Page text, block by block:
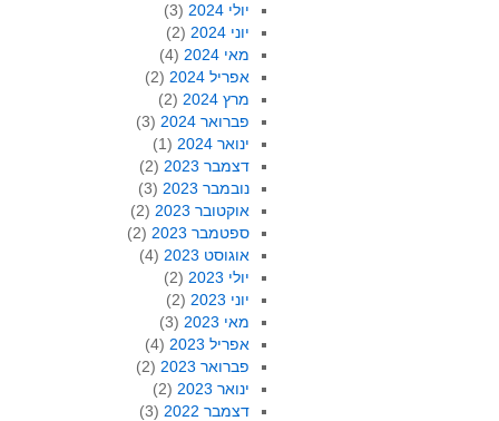
יולי 2024
(3)
יוני 2024
(2)
מאי 2024
(4)
אפריל 2024
(2)
מרץ 2024
(2)
פברואר 2024
(3)
ינואר 2024
(1)
דצמבר 2023
(2)
נובמבר 2023
(3)
אוקטובר 2023
(2)
ספטמבר 2023
(2)
אוגוסט 2023
(4)
יולי 2023
(2)
יוני 2023
(2)
מאי 2023
(3)
אפריל 2023
(4)
פברואר 2023
(2)
ינואר 2023
(2)
דצמבר 2022
(3)